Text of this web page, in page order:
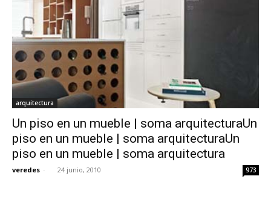
arquitectura
Un piso en un mueble | soma arquitecturaUn
piso en un mueble | soma arquitecturaUn
piso en un mueble | soma arquitectura
veredes - 24 junio, 2010 973